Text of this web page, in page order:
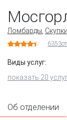
Ломбарды Скупки
6353
Виды услуг:
показать 20
Об отделении